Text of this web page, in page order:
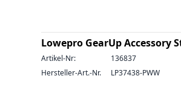
Lowepro GearUp Accessory
Artikel-Nr:
136837
Hersteller-Art.-Nr.
LP37438-PWW